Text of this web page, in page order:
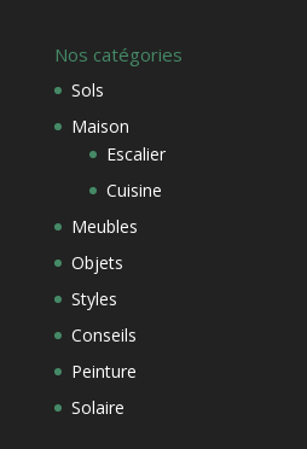
Nos catégories
Sols
Maison
Escalier
Cuisine
Meubles
Objets
Styles
Conseils
Peinture
Solaire